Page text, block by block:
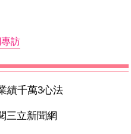
訪
績千萬3心法
三立新聞網